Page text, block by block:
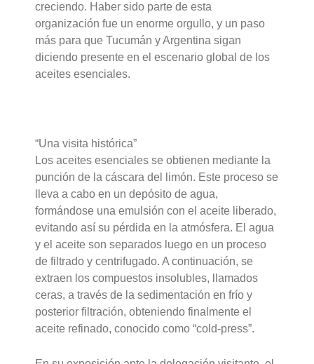
creciendo. Haber sido parte de esta
organización fue un enorme orgullo, y un paso
más para que Tucumán y Argentina sigan
diciendo presente en el escenario global de los
aceites esenciales.
“Una visita histórica”
Los aceites esenciales se obtienen mediante la
punción de la cáscara del limón. Este proceso se
lleva a cabo en un depósito de agua,
formándose una emulsión con el aceite liberado,
evitando así su pérdida en la atmósfera. El agua
y el aceite son separados luego en un proceso
de filtrado y centrifugado. A continuación, se
extraen los compuestos insolubles, llamados
ceras, a través de la sedimentación en frío y
posterior filtración, obteniendo finalmente el
aceite refinado, conocido como “cold-press”.